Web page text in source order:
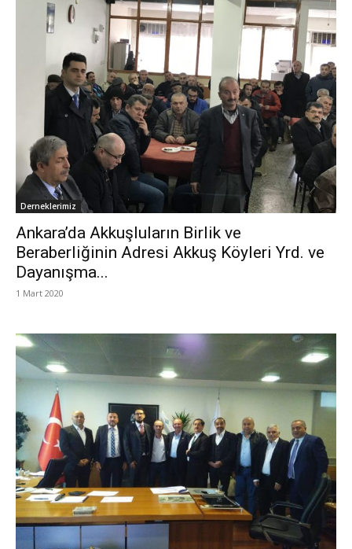
Derneklerimiz
Ankara’da Akkuşluların Birlik ve
Beraberliğinin Adresi Akkuş Köyleri Yrd. ve
Dayanışma...
1 Mart 2020